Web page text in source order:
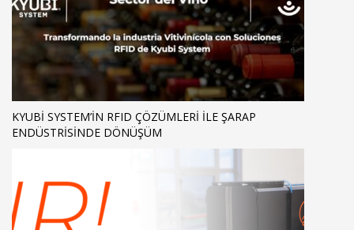
KYUBI SYSTEM’IN RFID ÇÖZÜMLERI ILE ŞARAP
ENDÜSTRISINDE DÖNÜŞÜM